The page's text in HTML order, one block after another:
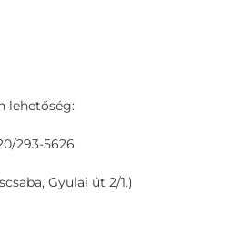
lehetőség:
293-5626
Gyulai út 2/1.)